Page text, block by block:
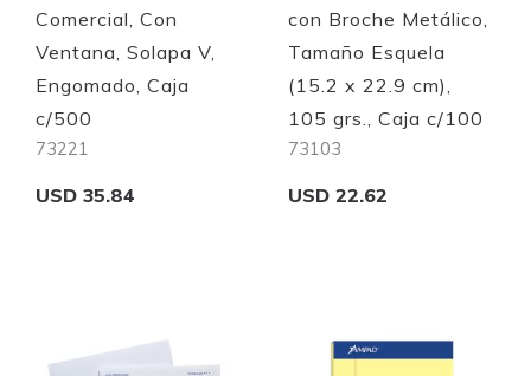
Comercial, Con
Ventana, Solapa V,
Engomado, Caja
c/500
73221
USD 35.84
con Broche Metálico,
Tamaño Esquela
(15.2 x 22.9 cm),
105 grs., Caja c/100
73103
USD 22.62